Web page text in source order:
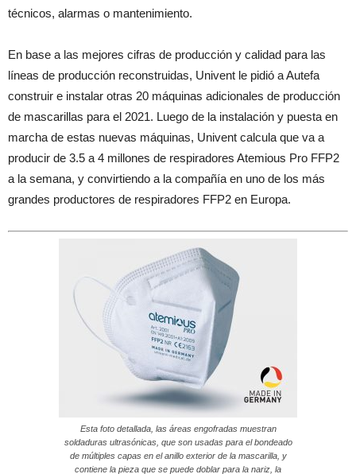
técnicos, alarmas o mantenimiento.
En base a las mejores cifras de producción y calidad para las
líneas de producción reconstruidas, Univent le pidió a Autefa
construir e instalar otras 20 máquinas adicionales de producción
de mascarillas para el 2021. Luego de la instalación y puesta en
marcha de estas nuevas máquinas, Univent calcula que va a
producir de 3.5 a 4 millones de respiradores Atemious Pro FFP2
a la semana, y convirtiendo a la compañía en uno de los más
grandes productores de respiradores FFP2 en Europa.
Esta foto detallada, las áreas engofradas muestran
soldaduras ultrasónicas, que son usadas para el bondeado
de múltiples capas en el anillo exterior de la mascarilla, y
contiene la pieza que se puede doblar para la nariz, la